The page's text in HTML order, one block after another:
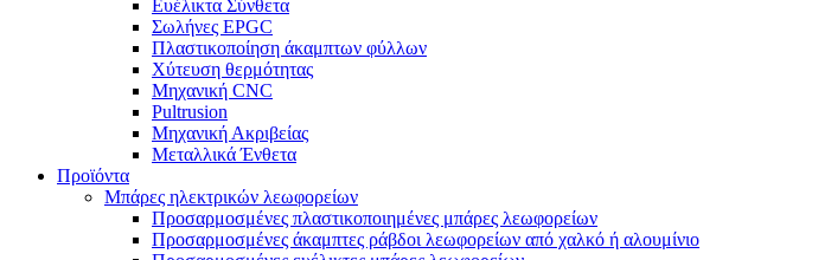
Ευέλικτα Σύνθετα
Σωλήνες EPGC
Πλαστικοποίηση άκαμπτων φύλλων
Χύτευση θερμότητας
Μηχανική CNC
Pultrusion
Μηχανική Ακριβείας
Μεταλλικά Ένθετα
Προϊόντα
Μπάρες ηλεκτρικών λεωφορείων
Προσαρμοσμένες πλαστικοποιημένες μπάρες λεωφορείων
Προσαρμοσμένες άκαμπτες ράβδοι λεωφορείων από χαλκό ή αλουμίνιο